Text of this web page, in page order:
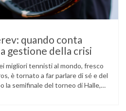
quando conta
gestione della crisi
migliori tennisti al mondo, fresco
è tornato a far parlare di sé e del
la semifinale del torneo di Halle,